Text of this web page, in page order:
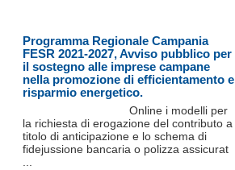
Programma Regionale Campania
FESR 2021-2027, Avviso pubblico per
il sostegno alle imprese campane
nella promozione di efficientamento e
risparmio energetico.
Online i modelli per
la richiesta di erogazione del contributo a
titolo di anticipazione e lo schema di
fidejussione bancaria o polizza assicurat